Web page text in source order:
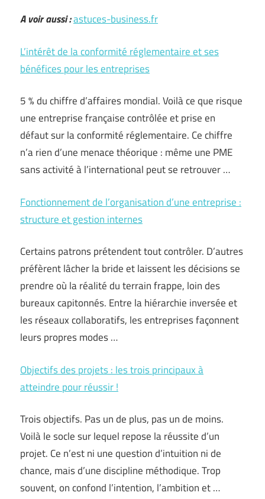
A voir aussi :astuces-business.fr
L’intérêt de la conformité réglementaire et ses
bénéfices pour les entreprises
5 % du chiffre d’affaires mondial. Voilà ce que risque
une entreprise française contrôlée et prise en
défaut sur la conformité réglementaire. Ce chiffre
n’a rien d’une menace théorique : même une PME
sans activité à l’international peut se retrouver …
Fonctionnement de l’organisation d’une entreprise :
structure et gestion internes
Certains patrons prétendent tout contrôler. D’autres
préfèrent lâcher la bride et laissent les décisions se
prendre où la réalité du terrain frappe, loin des
bureaux capitonnés. Entre la hiérarchie inversée et
les réseaux collaboratifs, les entreprises façonnent
leurs propres modes …
Objectifs des projets : les trois principaux à
atteindre pour réussir !
Trois objectifs. Pas un de plus, pas un de moins.
Voilà le socle sur lequel repose la réussite d’un
projet. Ce n’est ni une question d’intuition ni de
chance, mais d’une discipline méthodique. Trop
souvent, on confond l’intention, l’ambition et …